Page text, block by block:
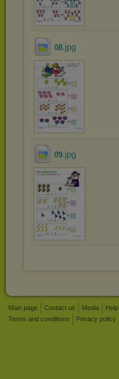
08.jpg
09.jpg
Main page Contact us Media Help
Terms and conditions
Privacy policy